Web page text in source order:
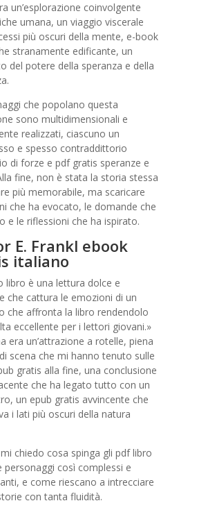
un’esplorazione coinvolgente
umana, un viaggio viscerale
più oscuri della mente, e-book
stranamente edificante, un
del potere della speranza e della
che popolano questa
sono multidimensionali e
realizzati, ciascuno un
e spesso contraddittorio
di forze e pdf gratis speranze e
fine, non è stata la storia stessa
più memorabile, ma scaricare
che ha evocato, le domande che
e le riflessioni che ha ispirato.
E. Frankl ebook
italiano
libro è una lettura dolce e
che cattura le emozioni di un
che affronta la libro rendendolo
eccellente per i lettori giovani.»
era un’attrazione a rotelle, piena
scena che mi hanno tenuto sulle
gratis alla fine, una conclusione
che ha legato tutto con un
un epub gratis avvincente che
i lati più oscuri della natura
chiedo cosa spinga gli pdf libro
personaggi così complessi e
e come riescano a intrecciare
con tanta fluidità.